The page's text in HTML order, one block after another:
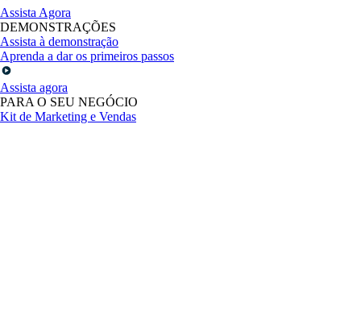
Assista Agora
DEMONSTRAÇÕES
Assista à demonstração
Aprenda a dar os primeiros passos
Assista agora
PARA O SEU NEGÓCIO
Kit de Marketing e Vendas